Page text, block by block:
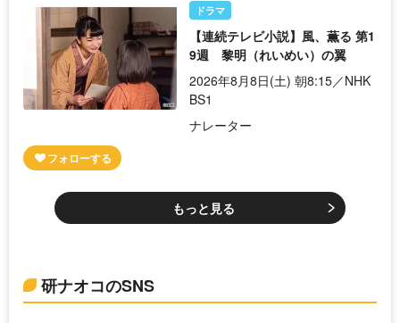
ドラマ
【連続テレビ小説】風、薫る 第1
9週 黎明（れいめい）の翼
2026年8月8日(土) 朝8:15／NHK
BS1
ナレーター
もっと見る
研ナオコのSNS